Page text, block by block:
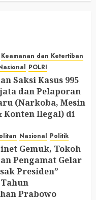
Keamanan dan Ketertiban
POLRI
Saksi Kasus 995
dan Pelaporan
(Narkoba, Mesin
Konten Ilegal) di
0
Nasional Politik
Gemuk, Tokoh
Pengamat Gelar
Presiden”
Prabowo